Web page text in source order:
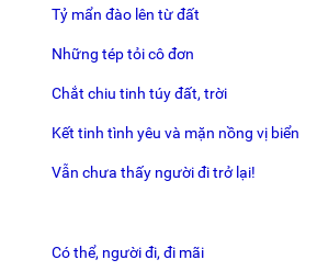
Tỷ mẩn đào lên từ đất
Những tép tỏi cô đơn
Chắt chiu tinh túy đất, trời
Kết tinh tình yêu và mặn nồng vị biển
Vẫn chưa thấy người đi trở lại!
Có thể, người đi, đi mãi